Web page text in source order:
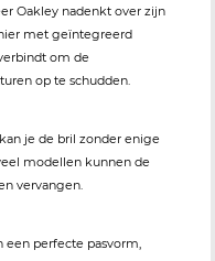
Oakley nadenkt over zijn
met geïntegreerd
om de
op te schudden.
kan je de bril zonder enige
modellen kunnen de
vervangen.
een perfecte pasvorm,